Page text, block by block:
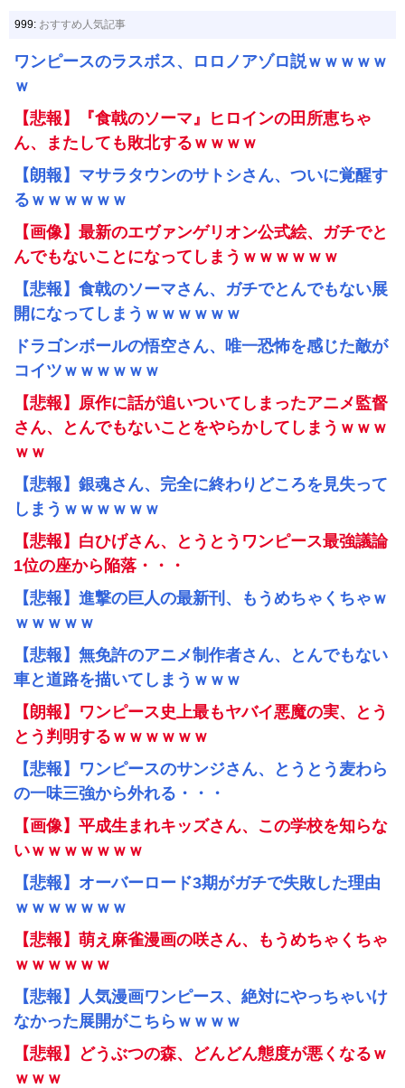
999: おすすめ人気記事
ワンピースのラスボス、ロロノアゾロ説ｗｗｗｗｗ
ｗ
【悲報】『食戟のソーマ』ヒロインの田所恵ちゃ
ん、またしても敗北するｗｗｗｗ
【朗報】マサラタウンのサトシさん、ついに覚醒す
るｗｗｗｗｗｗ
【画像】最新のエヴァンゲリオン公式絵、ガチでと
んでもないことになってしまうｗｗｗｗｗｗ
【悲報】食戟のソーマさん、ガチでとんでもない展
開になってしまうｗｗｗｗｗｗ
ドラゴンボールの悟空さん、唯一恐怖を感じた敵が
コイツｗｗｗｗｗｗ
【悲報】原作に話が追いついてしまったアニメ監督
さん、とんでもないことをやらかしてしまうｗｗｗ
ｗｗ
【悲報】銀魂さん、完全に終わりどころを見失って
しまうｗｗｗｗｗｗ
【悲報】白ひげさん、とうとうワンピース最強議論
1位の座から陥落・・・
【悲報】進撃の巨人の最新刊、もうめちゃくちゃｗ
ｗｗｗｗｗ
【悲報】無免許のアニメ制作者さん、とんでもない
車と道路を描いてしまうｗｗｗ
【朗報】ワンピース史上最もヤバイ悪魔の実、とう
とう判明するｗｗｗｗｗｗ
【悲報】ワンピースのサンジさん、とうとう麦わら
の一味三強から外れる・・・
【画像】平成生まれキッズさん、この学校を知らな
いｗｗｗｗｗｗｗ
【悲報】オーバーロード3期がガチで失敗した理由
ｗｗｗｗｗｗｗ
【悲報】萌え麻雀漫画の咲さん、もうめちゃくちゃ
ｗｗｗｗｗｗ
【悲報】人気漫画ワンピース、絶対にやっちゃいけ
なかった展開がこちらｗｗｗｗ
【悲報】どうぶつの森、どんどん態度が悪くなるｗ
ｗｗｗ